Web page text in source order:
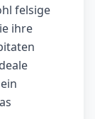
felsige
ihre